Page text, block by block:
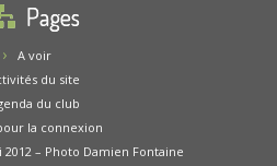
Pages
A voir
du site
du club
la connexion
– Photo Damien Fontaine